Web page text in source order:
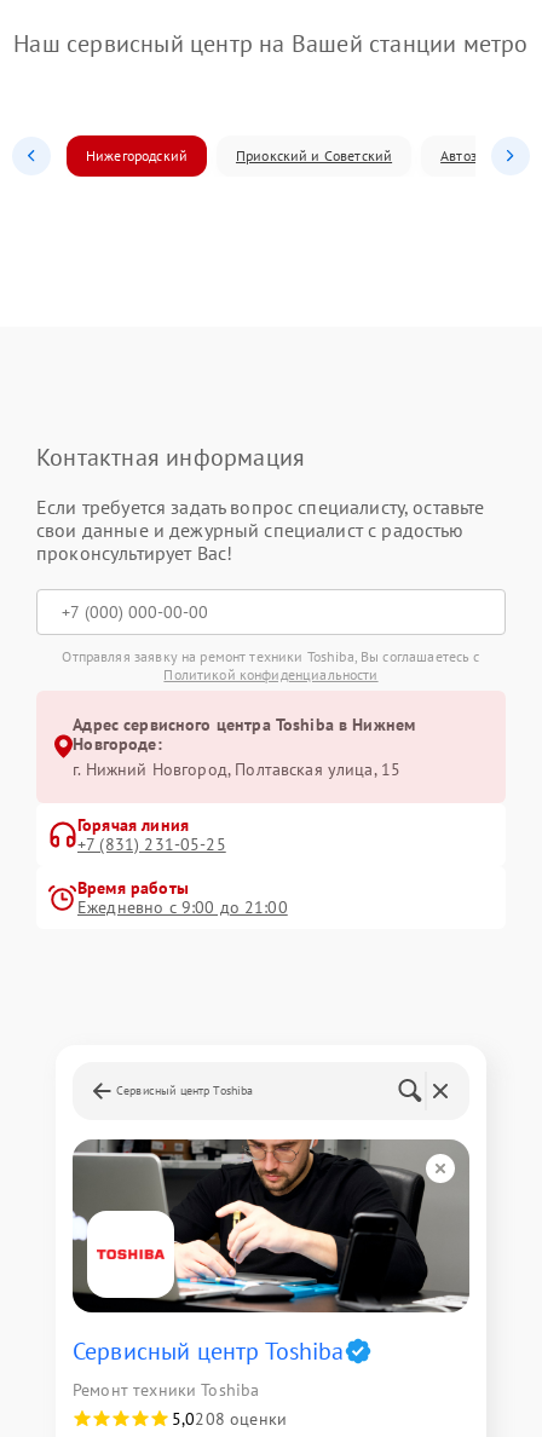
Наш сервисный центр на Вашей станции метро
Нижегородский Приокский и Советский Автозаводский
Контактная информация
Если требуется задать вопрос специалисту, оставьте
свои данные и дежурный специалист с радостью
проконсультирует Вас!
Отправляя заявку на ремонт техники Toshiba, Вы соглашаетесь с
Политикой конфиденциальности
Адрес сервисного центра Toshiba в Нижнем
Новгороде:
г. Нижний Новгород, Полтавская улица, 15
Горячая линия
+7 (831) 231-05-25
Время работы
Ежедневно с 9:00 до 21:00
Сервисный центр Toshiba
Сервисный центр Toshiba
Ремонт техники Toshiba
5,0208 оценки